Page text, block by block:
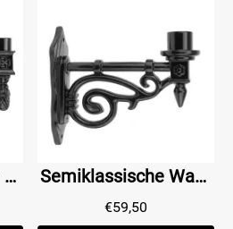
Fassadenarm XL – Wandhalterung aus Aluminium für Außenbeleuchtung Semiklassische Wandhalterung - Lampenhalterung Aluminium
€59,50